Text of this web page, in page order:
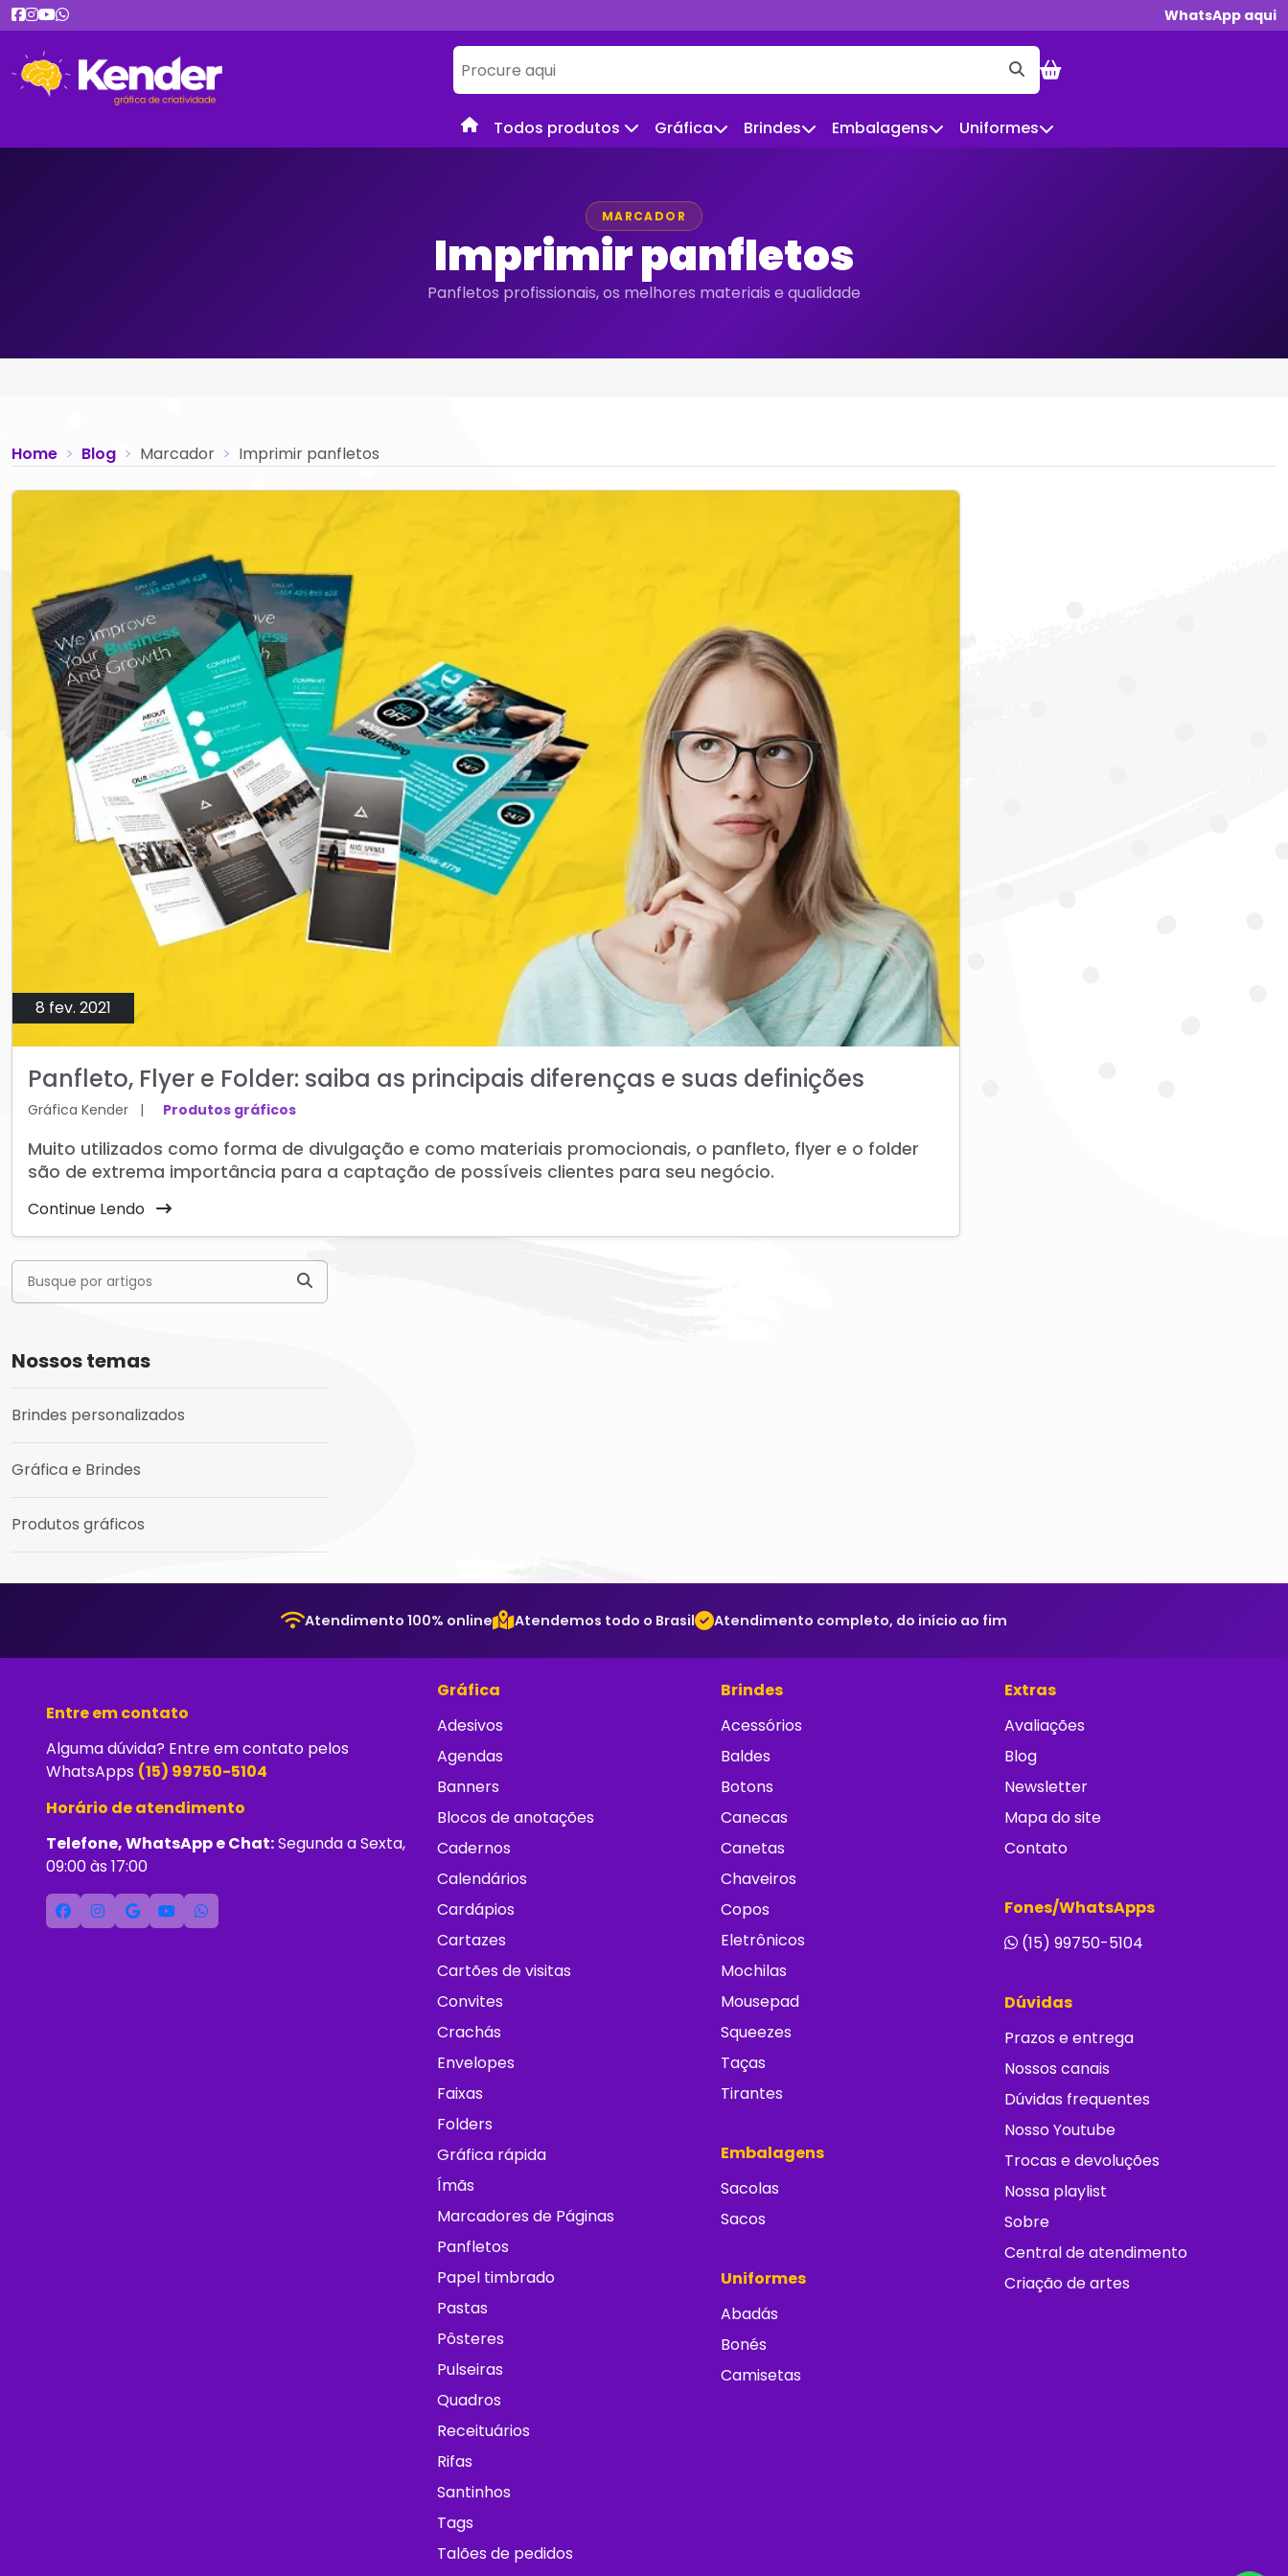
WhatsApp aqui
Todos produtos Gráfica Brindes Embalagens Uniformes
MARCADOR
Imprimir panfletos
Panfletos profissionais, os melhores materiais e qualidade
Home Blog Marcador Imprimir panfletos
8 fev. 2021
Panfleto, Flyer e Folder: saiba as principais diferenças e suas definições
Gráfica Kender | Produtos gráficos
Muito utilizados como forma de divulgação e como materiais promocionais, o panfleto, flyer e o folder
são de extrema importância para a captação de possíveis clientes para seu negócio.
Continue Lendo
Nossos temas
Brindes personalizados
Gráfica e Brindes
Produtos gráficos
Atendimento 100% online Atendemos todo o Brasil Atendimento completo, do início ao fim
Entre em contato
Alguma dúvida? Entre em contato pelos
WhatsApps (15) 99750-5104
Horário de atendimento
Telefone, WhatsApp e Chat:Segunda a Sexta,
09:00 às 17:00
Gráfica
Adesivos
Agendas
Banners
Blocos de anotações
Cadernos
Calendários
Cardápios
Cartazes
Cartões de visitas
Convites
Crachás
Envelopes
Faixas
Folders
Gráfica rápida
Ímãs
Marcadores de Páginas
Panfletos
Papel timbrado
Pastas
Pôsteres
Pulseiras
Quadros
Receituários
Rifas
Santinhos
Tags
Talões de pedidos
Brindes
Acessórios
Baldes
Botons
Canecas
Canetas
Chaveiros
Copos
Eletrônicos
Mochilas
Mousepad
Squeezes
Taças
Tirantes
Embalagens
Sacolas
Sacos
Uniformes
Abadás
Bonés
Camisetas
Extras
Avaliações
Blog
Newsletter
Mapa do site
Contato
Fones/WhatsApps
(15) 99750-5104
Dúvidas
Prazos e entrega
Nossos canais
Dúvidas frequentes
Nosso Youtube
Trocas e devoluções
Nossa playlist
Sobre
Central de atendimento
Criação de artes